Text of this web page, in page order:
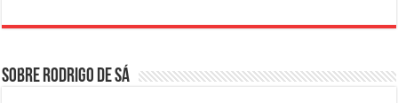
Sobre Rodrigo de Sá